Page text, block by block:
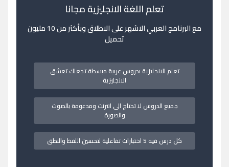
تعلم اللغة الانجليزية مجانا
مع البرنامج العربي الاشهر على الاطلاق وبأكثر من 10 مليون
تحميل
تعلم الانجليزية بدروس عربية مبسطة تجعلك تعشق
الانجليزية
جميع الدروس لا تحتاج الى انترنت ومدعومة بالصوت
والصورة
كل درس فيه 5 اختبارات تفاعلية لتحسين اللفظ والنطق